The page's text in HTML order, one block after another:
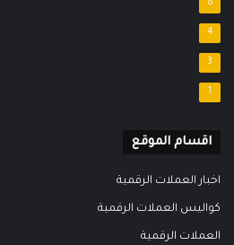
8
4
3
1
اقسام الموقع
اخبار العملات الرقمية
كواليس العملات الرقمية
العملات الرقمية